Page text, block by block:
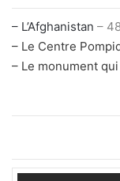
– L’Afghanistan –
– Le Centre
– Le monument